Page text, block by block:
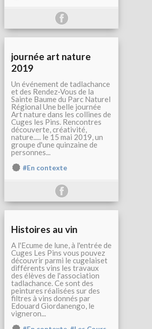
journée art nature
2019
Un événement de tadlachance
et des Rendez-Vous de la
Sainte Baume du Parc Naturel
Régional Une belle journée
Art nature dans les collines de
Cuges les Pins. Rencontres
découverte, créativité,
nature..... le 15 mai 2019, un
groupe d'une quinzaine de
personnes...
#En contexte
Histoires au vin
A l'Ecume de lune, à l'entrée de
Cuges Les Pins vous pouvez
découvrir parmi le cugelaiset
différents vins les travaux
des élèves de l'association
tadlachance. Ce sont des
peintures réalisées sur des
filtres à vins donnés par
Edouard Giordanengo, le
vigneron...